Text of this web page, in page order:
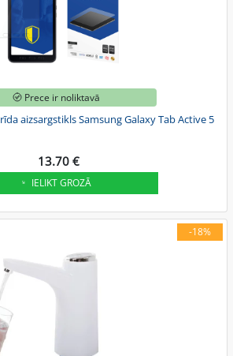
Prece ir noliktavā
aizsargstikls Samsung Galaxy Tab Active 5
13.70 €
IELIKT GROZĀ
-18%